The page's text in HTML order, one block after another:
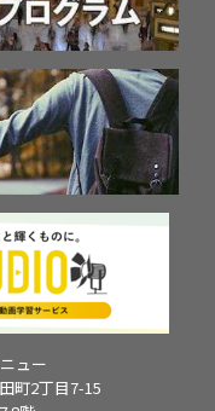
ュー
町2丁目7-15